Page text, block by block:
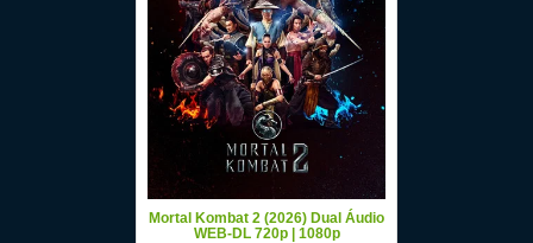
Mortal Kombat 2 (2026) Dual Áudio
WEB-DL 720p | 1080p